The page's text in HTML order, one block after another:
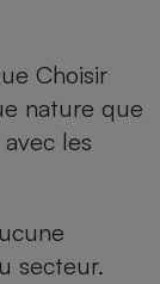
Choisir
nature que
les
secteur.